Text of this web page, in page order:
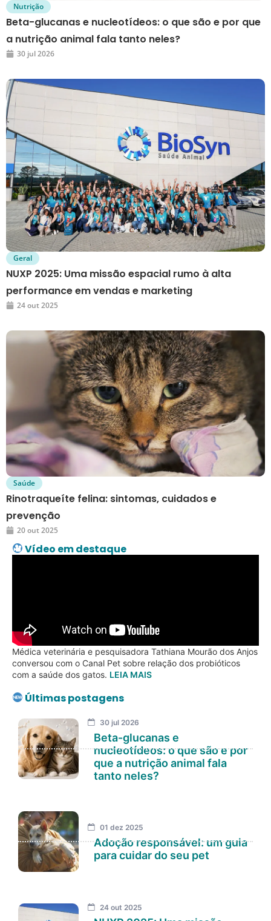
Nutrição
Beta-glucanas e nucleotídeos: o que são e por que
a nutrição animal fala tanto neles?
30 jul 2026
Geral
NUXP 2025: Uma missão espacial rumo à alta
performance em vendas e marketing
24 out 2025
Saúde
Rinotraqueíte felina: sintomas, cuidados e
prevenção
20 out 2025
Vídeo em destaque
Médica veterinária e pesquisadora Tathiana Mourão dos Anjos
conversou com o Canal Pet sobre relação dos probióticos
com a saúde dos gatos. LEIA MAIS
Últimas postagens
30 jul 2026
Beta-glucanas e
nucleotídeos: o que são e por
que a nutrição animal fala
tanto neles?
01 dez 2025
Adoção responsável: um guia
para cuidar do seu pet
24 out 2025